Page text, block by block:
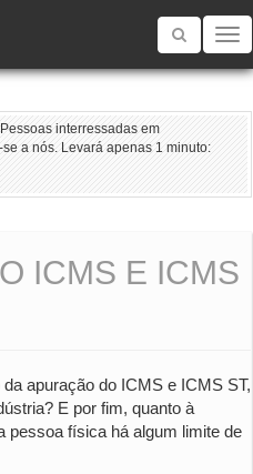
Toggle
interressadas em
a nós. Levará apenas 1 minuto:
ICMS E ICMS
apuração do ICMS e ICMS ST,
E por fim, quanto à
pessoa física há algum limite de